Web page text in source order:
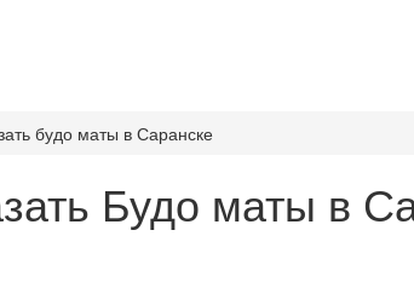
будо маты в Саранске
Будо маты в